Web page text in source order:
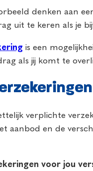
denken aan
uit te keren als je
is een
als jij komt te
verplichte
aanbod en de
voor jou